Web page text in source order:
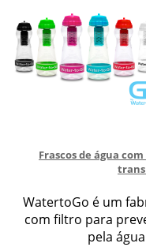
Frascos de água
WatertoGo é um
com filtro para
pela